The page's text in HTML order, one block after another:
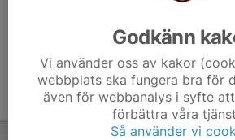
Godkänn
Vi använder oss av kakor
webbplats ska fungera bra för
även för webbanalys i syfte
förbättra våra
Så använder vi